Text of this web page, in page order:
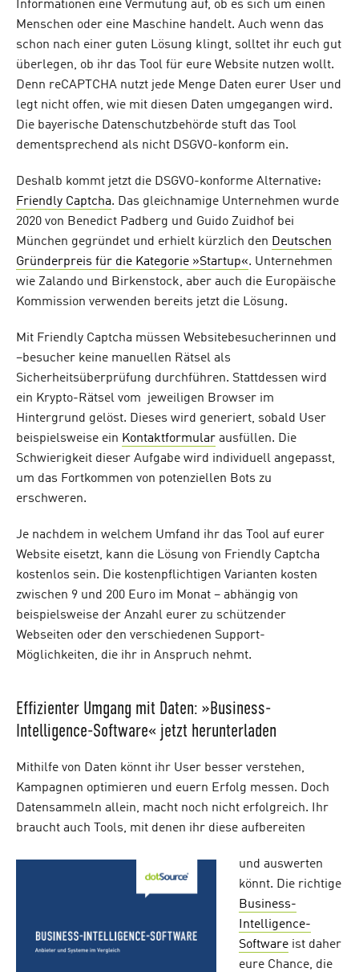
Informationen eine Vermutung auf, ob es sich um einen
Menschen oder eine Maschine handelt. Auch wenn das
schon nach einer guten Lösung klingt, solltet ihr euch gut
überlegen, ob ihr das Tool für eure Website nutzen wollt.
Denn reCAPTCHA nutzt jede Menge Daten eurer User und
legt nicht offen, wie mit diesen Daten umgegangen wird.
Die bayerische Datenschutzbehörde stuft das Tool
dementsprechend als nicht DSGVO-konform ein.
Deshalb kommt jetzt die DSGVO-konforme Alternative:
Friendly Captcha. Das gleichnamige Unternehmen wurde
2020 von Benedict Padberg und Guido Zuidhof bei
München gegründet und erhielt kürzlich den Deutschen
Gründerpreis für die Kategorie »Startup«. Unternehmen
wie Zalando und Birkenstock, aber auch die Europäische
Kommission verwenden bereits jetzt die Lösung.
Mit Friendly Captcha müssen Websitebesucherinnen und
–besucher keine manuellen Rätsel als
Sicherheitsüberprüfung durchführen. Stattdessen wird
ein Krypto-Rätsel vom jeweiligen Browser im
Hintergrund gelöst. Dieses wird generiert, sobald User
beispielsweise ein Kontaktformular ausfüllen. Die
Schwierigkeit dieser Aufgabe wird individuell angepasst,
um das Fortkommen von potenziellen Bots zu
erschweren.
Je nachdem in welchem Umfand ihr das Tool auf eurer
Website eisetzt, kann die Lösung von Friendly Captcha
kostenlos sein. Die kostenpflichtigen Varianten kosten
zwischen 9 und 200 Euro im Monat – abhängig von
beispielsweise der Anzahl eurer zu schützender
Webseiten oder den verschiedenen Support-
Möglichkeiten, die ihr in Anspruch nehmt.
Effizienter Umgang mit Daten: »Business-
Intelligence-Software« jetzt herunterladen
Mithilfe von Daten könnt ihr User besser verstehen,
Kampagnen optimieren und euern Erfolg messen. Doch
Datensammeln allein, macht noch nicht erfolgreich. Ihr
braucht auch Tools, mit denen ihr diese aufbereiten
und auswerten
könnt. Die richtige
Business-
Intelligence-
Software ist daher
eure Chance, die